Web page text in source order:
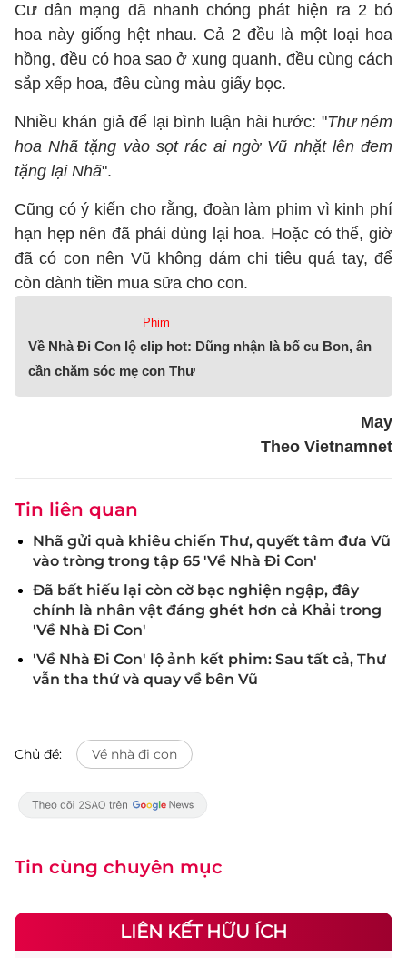
Cư dân mạng đã nhanh chóng phát hiện ra 2 bó
hoa này giống hệt nhau. Cả 2 đều là một loại hoa
hồng, đều có hoa sao ở xung quanh, đều cùng cách
sắp xếp hoa, đều cùng màu giấy bọc.
Nhiều khán giả để lại bình luận hài hước: "Thư ném
hoa Nhã tặng vào sọt rác ai ngờ Vũ nhặt lên đem
tặng lại Nhã".
Cũng có ý kiến cho rằng, đoàn làm phim vì kinh phí
hạn hẹp nên đã phải dùng lại hoa. Hoặc có thể, giờ
đã có con nên Vũ không dám chi tiêu quá tay, để
còn dành tiền mua sữa cho con.
Phim
Về Nhà Đi Con lộ clip hot: Dũng nhận là bố cu Bon, ân
cần chăm sóc mẹ con Thư
May
Theo Vietnamnet
Tin liên quan
Nhã gửi quà khiêu chiến Thư, quyết tâm đưa Vũ
vào tròng trong tập 65 'Về Nhà Đi Con'
Đã bất hiếu lại còn cờ bạc nghiện ngập, đây
chính là nhân vật đáng ghét hơn cả Khải trong
'Về Nhà Đi Con'
'Về Nhà Đi Con' lộ ảnh kết phim: Sau tất cả, Thư
vẫn tha thứ và quay về bên Vũ
Chủ đề: Về nhà đi con
Tin cùng chuyên mục
LIÊN KẾT HỮU ÍCH